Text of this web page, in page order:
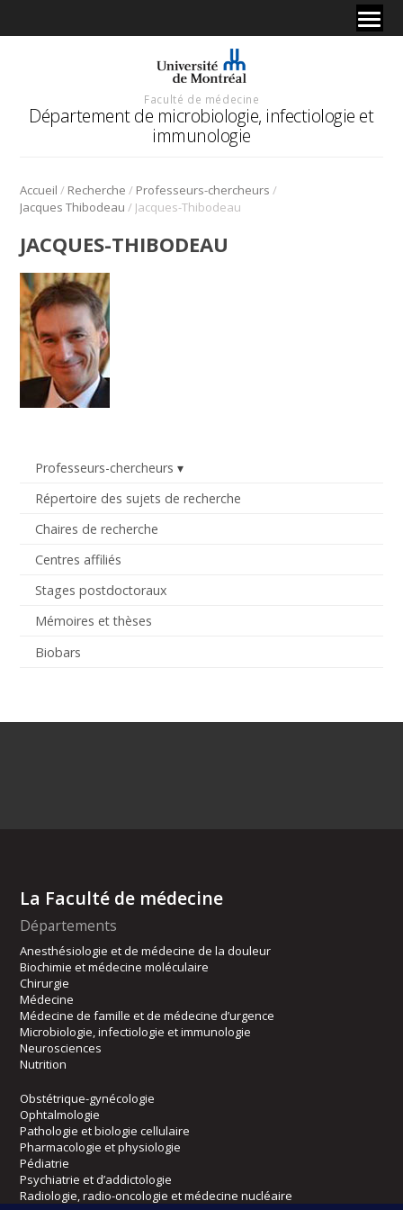
Faculté de médecine
Département de microbiologie, infectiologie et
immunologie
Accueil / Recherche / Professeurs-chercheurs /
Jacques Thibodeau / Jacques-Thibodeau
Professeurs-chercheurs
Répertoire des sujets de recherche
Chaires de recherche
Centres affiliés
Stages postdoctoraux
Mémoires et thèses
Biobars
JACQUES-THIBODEAU
La Faculté de médecine
Départements
Anesthésiologie et de médecine de la douleur
Biochimie et médecine moléculaire
Chirurgie
Médecine
Médecine de famille et de médecine d’urgence
Microbiologie, infectiologie et immunologie
Neurosciences
Nutrition
Obstétrique-gynécologie
Ophtalmologie
Pathologie et biologie cellulaire
Pharmacologie et physiologie
Pédiatrie
Psychiatrie et d’addictologie
Radiologie, radio-oncologie et médecine nucléaire